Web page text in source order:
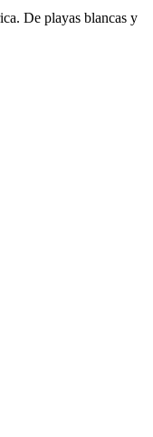
De playas blancas y